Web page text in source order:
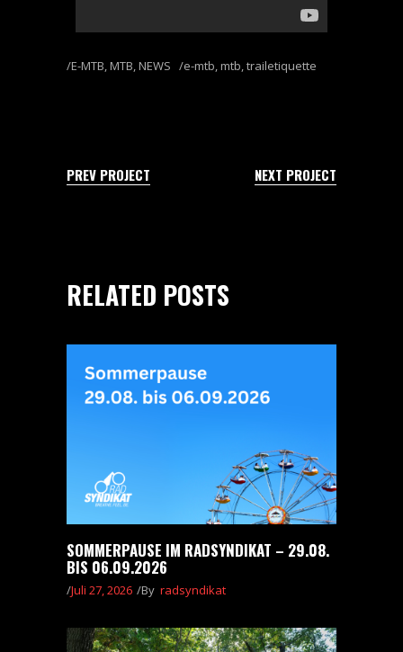
E-MTB,MTB,NEWS e-mtb,mtb,trailetiquette
PREV PROJECT NEXT PROJECT
RELATED POSTS
SOMMERPAUSE IM RADSYNDIKAT – 29.08.
BIS 06.09.2026
Juli 27, 2026 By radsyndikat